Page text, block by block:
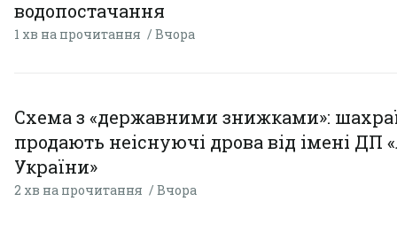
водопостачання
1 хв на прочитання Вчора
Схема з «державними знижками»:
продають неіснуючі дрова від імені ДП
України»
2 хв на прочитання Вчора